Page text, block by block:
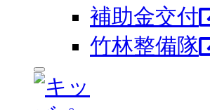
補助金交付
竹林整備隊